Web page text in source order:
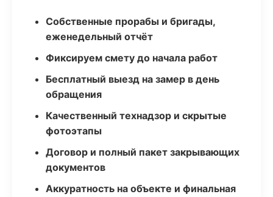
Собственные прорабы и бригады,
еженедельный отчёт
Фиксируем смету до начала работ
Бесплатный выезд на замер в день
обращения
Качественный технадзор и скрытые
фотоэтапы
Договор и полный пакет закрывающих
документов
Аккуратность на объекте и финальная